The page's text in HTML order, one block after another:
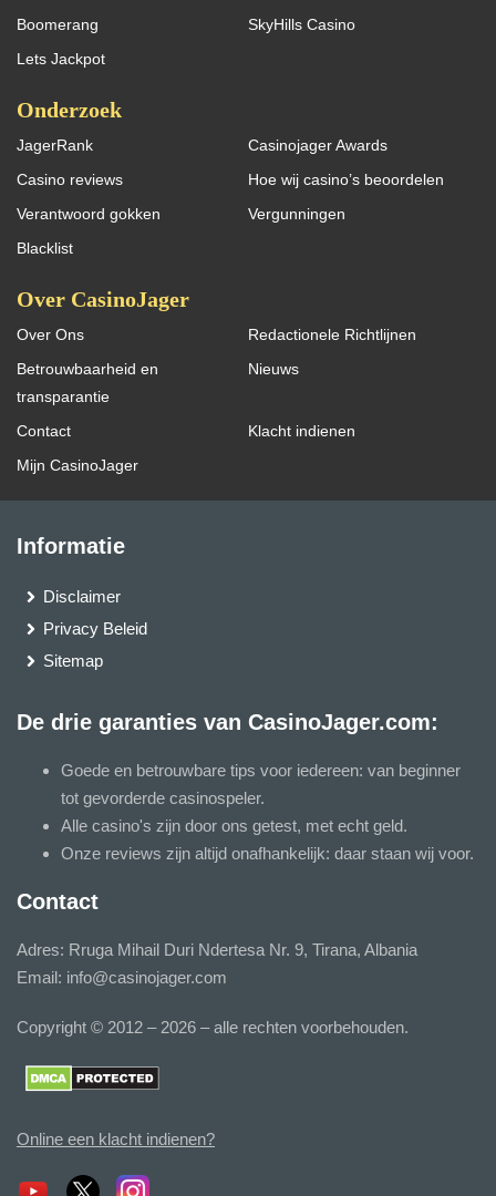
Boomerang
SkyHills Casino
Lets Jackpot
Onderzoek
JagerRank
Casinojager Awards
Casino reviews
Hoe wij casino’s beoordelen
Verantwoord gokken
Vergunningen
Blacklist
Over CasinoJager
Over Ons
Redactionele Richtlijnen
Betrouwbaarheid en
transparantie
Nieuws
Contact
Klacht indienen
Mijn CasinoJager
Informatie
Disclaimer
Privacy Beleid
Sitemap
De drie garanties van CasinoJager.com:
Goede en betrouwbare tips voor iedereen: van beginner
tot gevorderde casinospeler.
Alle casino's zijn door ons getest, met echt geld.
Onze reviews zijn altijd onafhankelijk: daar staan wij voor.
Contact
Adres: Rruga Mihail Duri Ndertesa Nr. 9, Tirana, Albania
Email: info@casinojager.com
Copyright © 2012 – 2026 – alle rechten voorbehouden.
Online een klacht indienen?